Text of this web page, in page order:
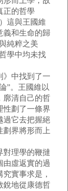
正的哲學
這與王國維
義和生命的歸
純粹之美
學中均未找
中找到了一
”。王國維以
廓清自己的哲
性劃了一條界
過它去把握絕
劃界將形而上
理學的鞭撻
由虛返實的過
實事求是，
銳地從康德哲